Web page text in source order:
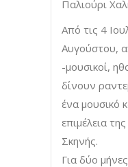
Παλιούρι
Από τις 4
Αυγούστου,
-μουσικοί,
δίνουν
ένα μουσικό
επιμέλεια
Σκηνής.
Για δύο